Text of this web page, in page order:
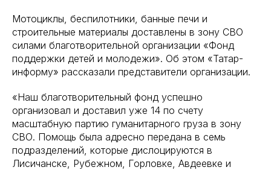
Мотоциклы, беспилотники, банные печи и
строительные материалы доставлены в зону СВО
силами благотворительной организации «Фонд
поддержки детей и молодежи». Об этом «Татар-
информу» рассказали представители организации.
«Наш благотворительный фонд успешно
организовал и доставил уже 14 по счету
масштабную партию гуманитарного груза в зону
СВО. Помощь была адресно передана в семь
подразделений, которые дислоцируются в
Лисичанске, Рубежном, Горловке, Авдеевке и